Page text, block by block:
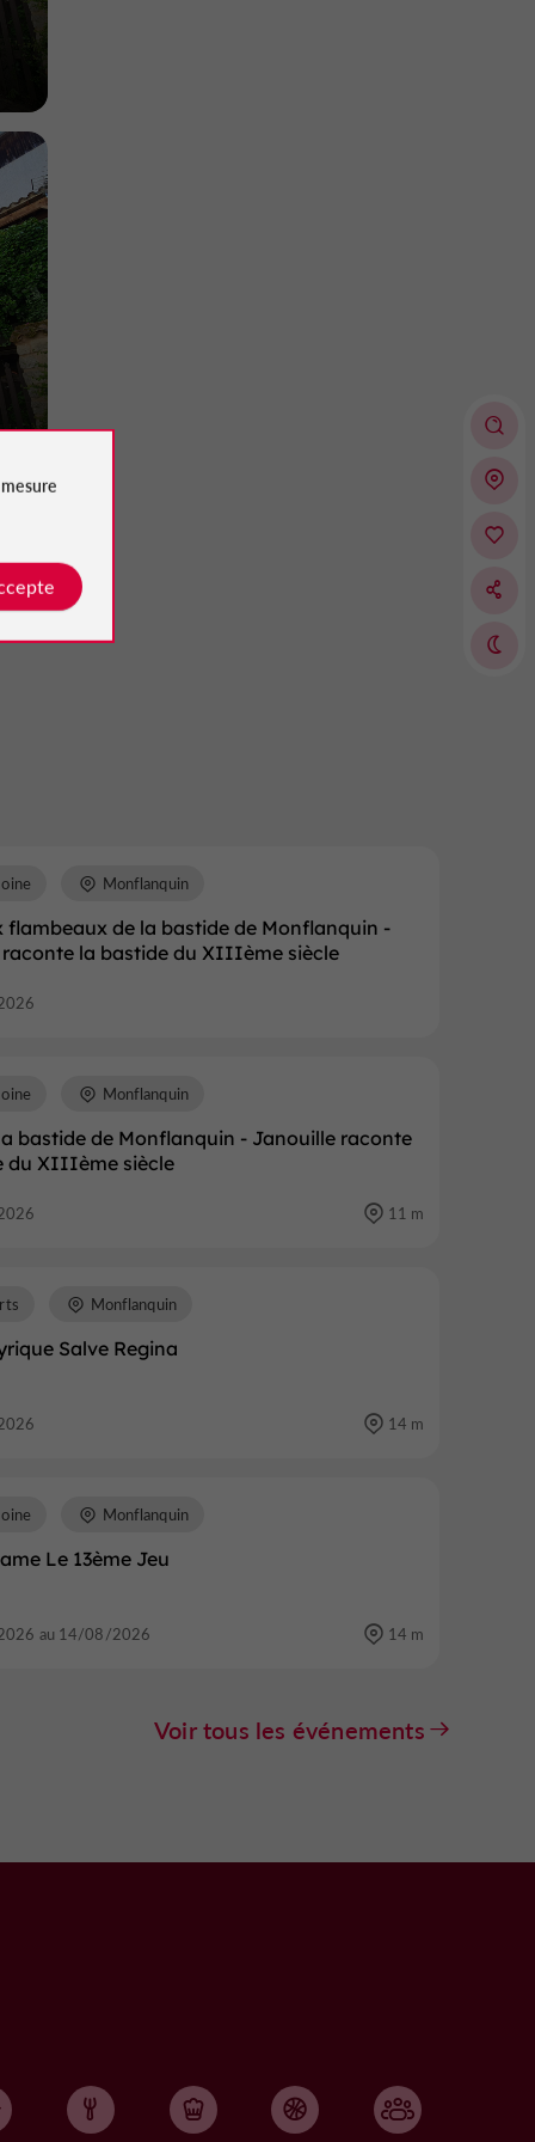
flambeaux de la bastide de Monflanquin -
la bastide du XIIIème siècle
Monflanquin
bastide de Monflanquin - Janouille raconte
du XIIIème siècle
Monflanquin
11 m
Salve Regina
Monflanquin
14 m
Le 13ème Jeu
Monflanquin
au 14/08/2026 14 m
Voir tous les événements
mesure